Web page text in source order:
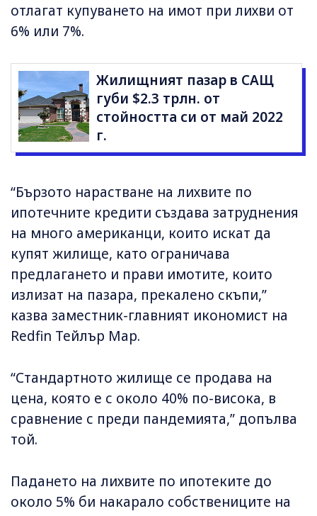
отлагат купуването на имот при лихви от
6% или 7%.
Жилищният пазар в САЩ
губи $2.3 трлн. от
стойността си от май 2022
г.
“Бързото нарастване на лихвите по
ипотечните кредити създава затруднения
на много американци, които искат да
купят жилище, като ограничава
предлагането и прави имотите, които
излизат на пазара, прекалено скъпи,”
казва заместник-главният икономист на
Redfin Тейлър Мар.
“Стандартното жилище се продава на
цена, която е с около 40% по-висока, в
сравнение с преди пандемията,” допълва
той.
Падането на лихвите по ипотеките до
около 5% би накарало собствениците на